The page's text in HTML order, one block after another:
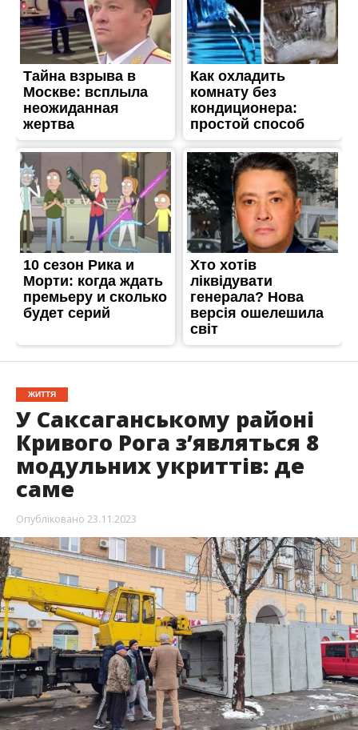
ЖИТТЯ
У Саксаганському районі
Кривого Рога з’являться 8
модульних укриттів: де
саме
Опубліковано 23.11.2023